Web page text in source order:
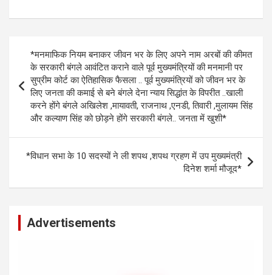
at
A
p
p
ce
o
o
k
se
n
g
er
py
Li
n
k
ar
navigation
*मनमाफिक नियम बनाकर जीवन भर के लिए अपने नाम अरबों की कीमत
के सरकारी बंगले आवंटित कराने वाले पूर्व मुख्यमंत्रियों की मनमानी पर
सुप्रीम कोर्ट का ऐतिहासिक फैसला .. पूर्व मुख्यमंत्रियों को जीवन भर के
लिए जनता की कमाई से बने बंगले देना न्याय सिद्धांत के विपरीत ..खाली
करने होंगे बंगले अखिलेश ,मायावती, राजनाथ ,एनडी, तिवारी ,मुलायम सिंह
और कल्याण सिंह को छोड़ने होंगे सरकारी बंगले.. जनता में खुशी*
*विधान सभा के 10 सदस्यों ने ली शपथ ,शपथ ग्रहण में उप मुख्यमंत्री
दिनेश शर्मा मौजूद*
Advertisements